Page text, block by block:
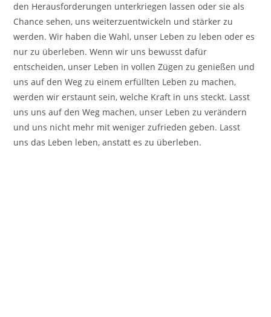
den Herausforderungen unterkriegen lassen oder sie als
Chance sehen, uns weiterzuentwickeln und stärker zu
werden. Wir haben die Wahl, unser Leben zu leben oder es
nur zu überleben. Wenn wir uns bewusst dafür
entscheiden, unser Leben in vollen Zügen zu genießen und
uns auf den Weg zu einem erfüllten Leben zu machen,
werden wir erstaunt sein, welche Kraft in uns steckt. Lasst
uns uns auf den Weg machen, unser Leben zu verändern
und uns nicht mehr mit weniger zufrieden geben. Lasst
uns das Leben leben, anstatt es zu überleben.